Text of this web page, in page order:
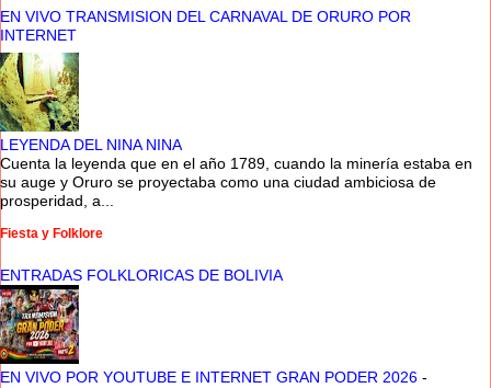
EN VIVO TRANSMISION DEL CARNAVAL DE ORURO POR
INTERNET
LEYENDA DEL NINA NINA
Cuenta la leyenda que en el año 1789, cuando la minería estaba en
su auge y Oruro se proyectaba como una ciudad ambiciosa de
prosperidad, a...
Fiesta y Folklore
ENTRADAS FOLKLORICAS DE BOLIVIA
EN VIVO POR YOUTUBE E INTERNET GRAN PODER 2026 -